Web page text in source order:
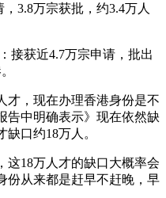
3.8万宗获批，约3.4万人
接获近4.7万宗申请，批出
才，现在办理香港身份是不
告中明确表示》现在依然缺
口约18万人。
这18万人才的缺口大概率会
份从来都是赶早不赶晚，早